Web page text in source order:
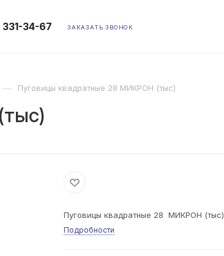
331-34-67 ЗАКАЗАТЬ ЗВОНОК
— Пуговицы квадратные 28 МИКРОН (тыс)
Пуговицы квадратные 28 МИКРОН (тыс)
Подробности